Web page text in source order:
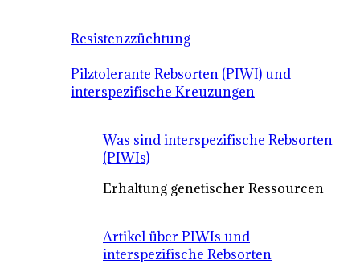
Resistenzzüchtung
Pilztolerante Rebsorten (PIWI) und
interspezifische Kreuzungen
Was sind interspezifische Rebsorten
(PIWIs)
Erhaltung genetischer Ressourcen
Artikel über PIWIs und
interspezifische Rebsorten